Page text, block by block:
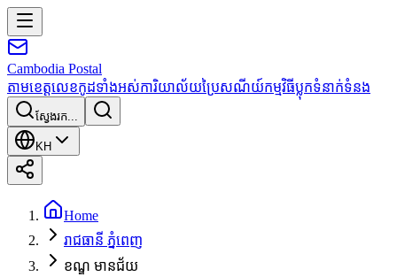
Cambodia Postal
តាមខេត្តលេខកូដទាំងអស់ការិយាល័យប្រៃសណីយ៍កម្មវិធីប្លុកទំនាក់ទំនង
ស្វែងរក...
KH
Home
រាជធានី ភ្នំពេញ
ខណ្ឌ មានជ័យ